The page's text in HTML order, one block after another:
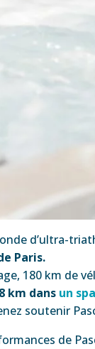
d’ultra-
Paris.
180 km de
km dans un
soutenir
de